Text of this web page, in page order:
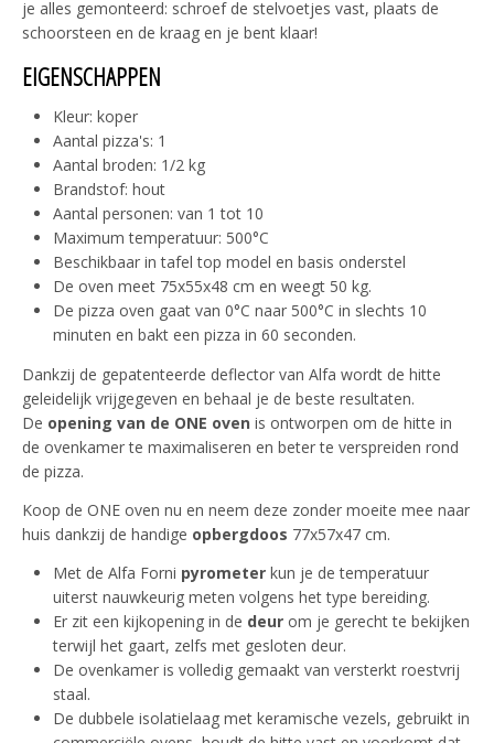
je alles gemonteerd: schroef de stelvoetjes vast, plaats de
schoorsteen en de kraag en je bent klaar!
EIGENSCHAPPEN
Kleur: koper
Aantal pizza's: 1
Aantal broden: 1/2 kg
Brandstof: hout
Aantal personen: van 1 tot 10
Maximum temperatuur: 500°C
Beschikbaar in tafel top model en basis onderstel
De oven meet 75x55x48 cm en weegt 50 kg.
De pizza oven gaat van 0°C naar 500°C in slechts 10
minuten en bakt een pizza in 60 seconden.
Dankzij de gepatenteerde deflector van Alfa wordt de hitte
geleidelijk vrijgegeven en behaal je de beste resultaten.
De opening van de ONE oven is ontworpen om de hitte in
de ovenkamer te maximaliseren en beter te verspreiden rond
de pizza.
Koop de ONE oven nu en neem deze zonder moeite mee naar
huis dankzij de handige opbergdoos 77x57x47 cm.
Met de Alfa Forni pyrometer kun je de temperatuur
uiterst nauwkeurig meten volgens het type bereiding.
Er zit een kijkopening in de deur om je gerecht te bekijken
terwijl het gaart, zelfs met gesloten deur.
De ovenkamer is volledig gemaakt van versterkt roestvrij
staal.
De dubbele isolatielaag met keramische vezels, gebruikt in